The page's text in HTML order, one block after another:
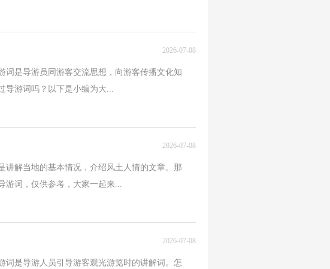
2026-07-08
词是导游员同游客交流思想，向游客传播文化知
导游词吗？以下是小编为大...
2026-07-08
讲解当地的基本情况，介绍风土人情的文章。那
词，仅供参考，大家一起来...
2026-07-08
词是导游人员引导游客观光游览时的讲解词。怎